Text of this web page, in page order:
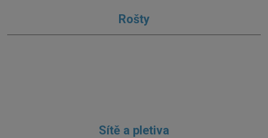
Rošty
Sítě a pletiva